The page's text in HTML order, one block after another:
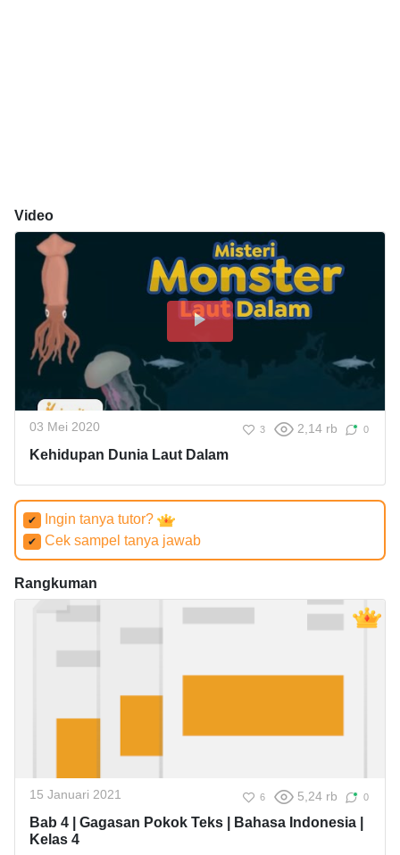
Video
03 Mei 2020 3 2,14 rb 0
Kehidupan Dunia Laut Dalam
✔ Ingin tanya tutor?
✔ Cek sampel tanya jawab
Rangkuman
15 Januari 2021 6 5,24 rb 0
Bab 4 | Gagasan Pokok Teks | Bahasa Indonesia |
Kelas 4